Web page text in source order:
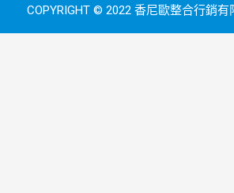
COPYRIGHT © 2022 香尼歐整合行銷有